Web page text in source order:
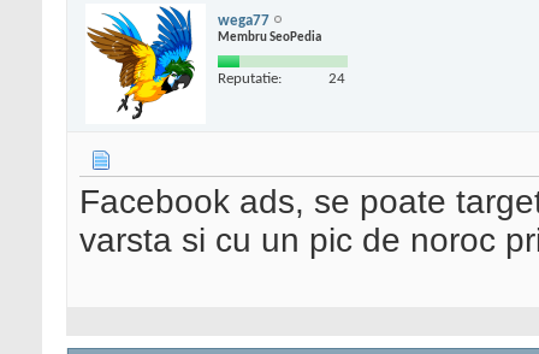
wega77
Membru SeoPedia
Reputatie: 24
Facebook ads, se poate
varsta si cu un pic de noroc